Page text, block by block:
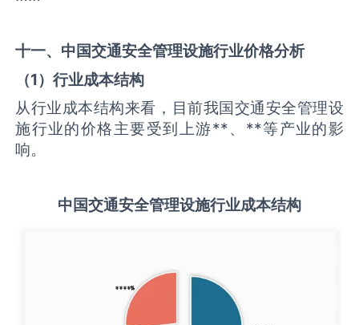
十一、中国交通安全管理设施行业价格分析
（1）行业成本结构
从行业成本结构来看，目前我国交通安全管理设
施行业的价格主要受到上游**、**等产业的影
响。
中国交通安全管理设施行业成本结构